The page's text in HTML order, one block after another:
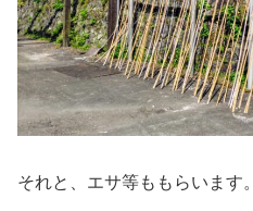
それと、エサ等ももらいます。